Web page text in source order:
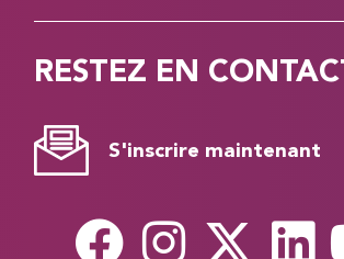
RESTEZ EN
S'inscrire maintenant